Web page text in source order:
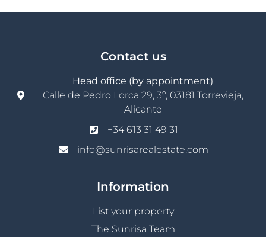
Contact us
Head office (by appointment)
Calle de Pedro Lorca 29, 3º, 03181 Torrevieja,
Alicante
+34 613 31 49 31
info@sunrisarealestate.com
Information
List your property
The Sunrisa Team